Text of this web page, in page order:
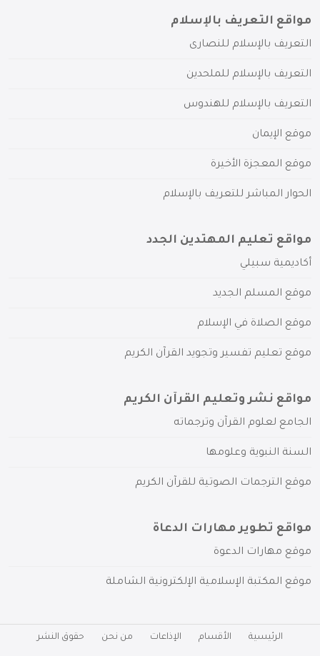
مواقع التعريف بالإسلام
التعريف بالإسلام للنصارى
التعريف بالإسلام للملحدين
التعريف بالإسلام للهندوس
موقع الإيمان
موقع المعجزة الأخيرة
الحوار المباشر للتعريف بالإسلام
مواقع تعليم المهتدين الجدد
أكاديمية سبيلي
موقع المسلم الجديد
موقع الصلاة في الإسلام
موقع تعليم تفسير وتجويد القرآن الكريم
مواقع نشر وتعليم القرآن الكريم
الجامع لعلوم القرآن وترجماته
السنة النبوية وعلومها
موقع الترجمات الصوتية للقرآن الكريم
مواقع تطوير مهارات الدعاة
موقع مهارات الدعوة
موقع المكتبة الإسلامية الإلكترونية الشاملة
الرئيسية الأقسام الإذاعات من نحن حقوق النشر